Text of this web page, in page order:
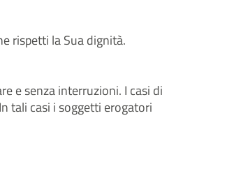
rispetti la Sua dignità.
e senza interruzioni. I casi di
tali casi i soggetti erogatori